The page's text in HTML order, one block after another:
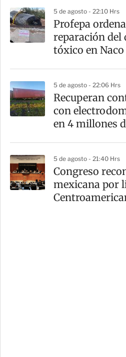
5 de agosto - 22:10 Hrs
Profepa
reparación del
tóxico en Naco
5 de agosto - 22:06 Hrs
Recuperan
con
en 4 millones
5 de agosto - 21:40 Hrs
Congreso
mexicana por